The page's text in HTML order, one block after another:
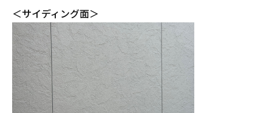
＜サイディング面＞